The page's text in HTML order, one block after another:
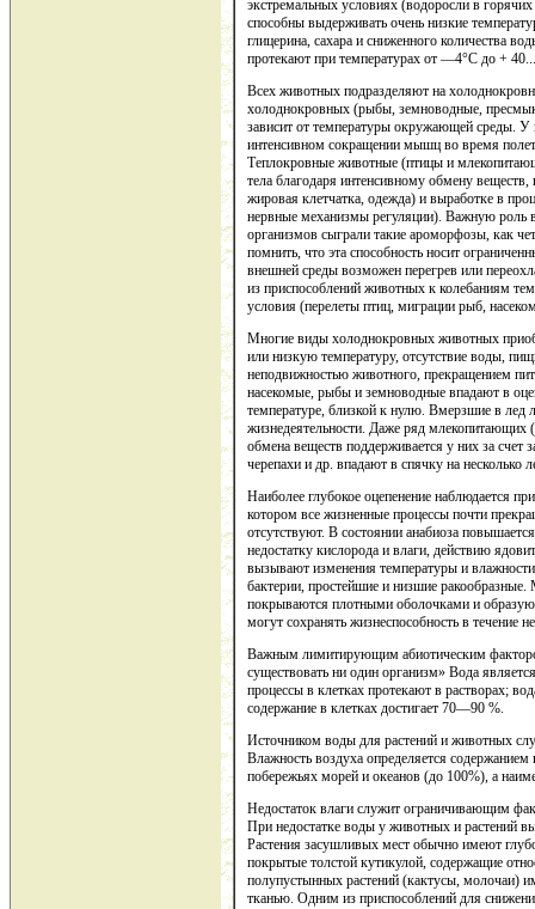
экстремальных условиях (водоросли в
способны выдерживать очень низкие
глицерина, сахара и сниженного количества
протекают при температурах от —4°С до +
Всех животных подразделяют на
холоднокровных (рыбы, земноводные,
зависит от температуры окружающей среды.
интенсивном сокращении мышц во время
Теплокровные животные (птицы и
тела благодаря интенсивному обмену
жировая клетчатка, одежда) и выработке в
нервные механизмы регуляции). Важную роль
организмов сыграли такие ароморфозы, как
помнить, что эта способность носит
внешней среды возможен перегрев или
из приспособлений животных к колебаниям
условия (перелеты птиц, миграции рыб,
Многие виды холоднокровных животных
или низкую температуру, отсутствие воды,
неподвижностью животного, прекращением
насекомые, рыбы и земноводные впадают в
температуре, близкой к нулю. Вмерзшие в лед
жизнедеятельности. Даже ряд
обмена веществ поддерживается у них за
черепахи и др. впадают в спячку на несколько
Наиболее глубокое оцепенение наблюдается
котором все жизненные процессы почти
отсутствуют. В состоянии анабиоза
недостатку кислорода и влаги, действию
вызывают изменения температуры и
бактерии, простейшие и низшие
покрываются плотными оболочками и
могут сохранять жизнеспособность в течение
Важным лимитирующим абиотическим
существовать ни один организм» Вода
процессы в клетках протекают в растворах;
содержание в клетках достигает 70—90 %.
Источником воды для растений и животных
Влажность воздуха определяется
побережьях морей и океанов (до 100%), а
Недостаток влаги служит ограничивающим
При недостатке воды у живот­ных и растений
Растения засушливых мест обычно имеют
покрытые толстой кутикулой, содержащие
полупустынных растений (кактусы, молочаи)
тканью. Одним из приспособлений для